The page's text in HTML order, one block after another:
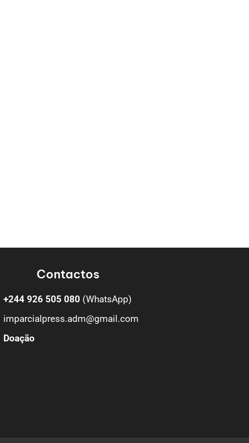
Contactos
+244 926 505 080 (WhatsApp)
imparcialpress.adm@gmail.com
Doação